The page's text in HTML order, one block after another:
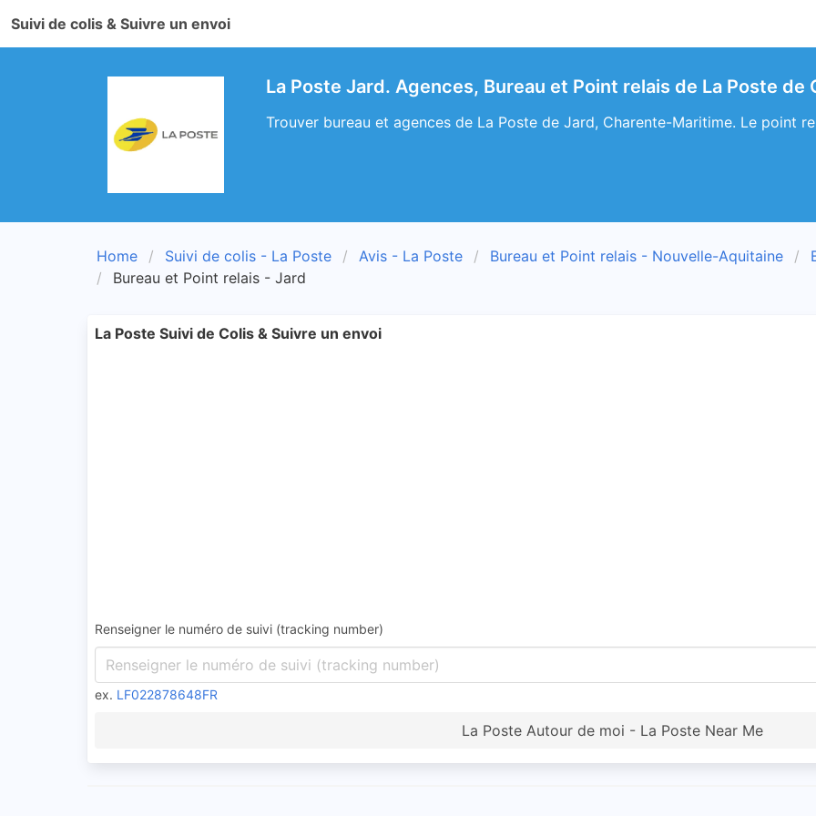
Suivi de colis & Suivre un envoi
La Poste Jard. Agences, Bureau et Point relais de La Poste
Trouver bureau et agences de La Poste de Jard, Charente-Maritime. Le point
Home Suivi de colis - La Poste Avis - La Poste Bureau et Point relais - Nouvelle-Aquitaine
Bureau et Point relais - Jard
La Poste Suivi de Colis & Suivre un envoi
Renseigner le numéro de suivi (tracking number)
ex. LF022878648FR
La Poste Autour de moi - La Poste Near Me